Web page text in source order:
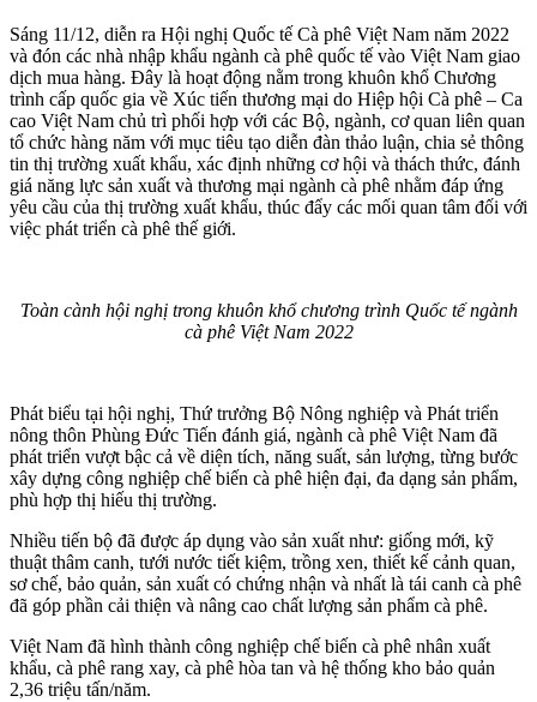
Sáng 11/12, diễn ra Hội nghị Quốc tế Cà phê Việt Nam năm 2022
và đón các nhà nhập khẩu ngành cà phê quốc tế vào Việt Nam giao
dịch mua hàng. Đây là hoạt động nằm trong khuôn khổ Chương
trình cấp quốc gia về Xúc tiến thương mại do Hiệp hội Cà phê – Ca
cao Việt Nam chủ trì phối hợp với các Bộ, ngành, cơ quan liên quan
tổ chức hàng năm với mục tiêu tạo diễn đàn thảo luận, chia sẻ thông
tin thị trường xuất khẩu, xác định những cơ hội và thách thức, đánh
giá năng lực sản xuất và thương mại ngành cà phê nhằm đáp ứng
yêu cầu của thị trường xuất khẩu, thúc đẩy các mối quan tâm đối với
việc phát triển cà phê thế giới.
Toàn cành hội nghị trong khuôn khổ chương trình Quốc tế ngành
cà phê Việt Nam 2022
Phát biểu tại hội nghị, Thứ trưởng Bộ Nông nghiệp và Phát triển
nông thôn Phùng Đức Tiến đánh giá, ngành cà phê Việt Nam đã
phát triển vượt bậc cả về diện tích, năng suất, sản lượng, từng bước
xây dựng công nghiệp chế biến cà phê hiện đại, đa dạng sản phẩm,
phù hợp thị hiếu thị trường.
Nhiều tiến bộ đã được áp dụng vào sản xuất như: giống mới, kỹ
thuật thâm canh, tưới nước tiết kiệm, trồng xen, thiết kế cảnh quan,
sơ chế, bảo quản, sản xuất có chứng nhận và nhất là tái canh cà phê
đã góp phần cải thiện và nâng cao chất lượng sản phẩm cà phê.
Việt Nam đã hình thành công nghiệp chế biến cà phê nhân xuất
khẩu, cà phê rang xay, cà phê hòa tan và hệ thống kho bảo quản
2,36 triệu tấn/năm.